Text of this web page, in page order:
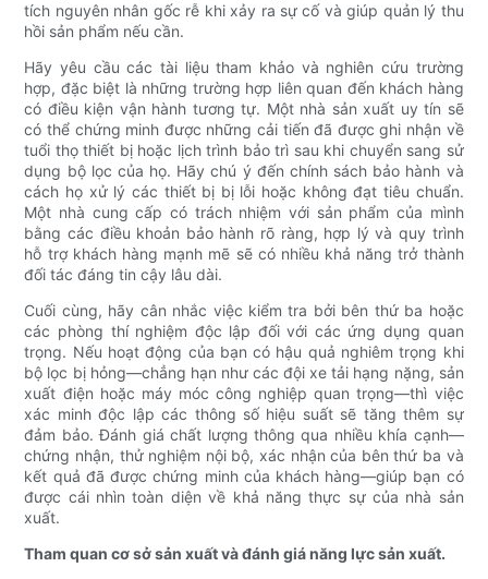
tích nguyên nhân gốc rễ khi xảy ra sự cố và giúp quản lý thu
hồi sản phẩm nếu cần.
Hãy yêu cầu các tài liệu tham khảo và nghiên cứu trường
hợp, đặc biệt là những trường hợp liên quan đến khách hàng
có điều kiện vận hành tương tự. Một nhà sản xuất uy tín sẽ
có thể chứng minh được những cải tiến đã được ghi nhận về
tuổi thọ thiết bị hoặc lịch trình bảo trì sau khi chuyển sang sử
dụng bộ lọc của họ. Hãy chú ý đến chính sách bảo hành và
cách họ xử lý các thiết bị bị lỗi hoặc không đạt tiêu chuẩn.
Một nhà cung cấp có trách nhiệm với sản phẩm của mình
bằng các điều khoản bảo hành rõ ràng, hợp lý và quy trình
hỗ trợ khách hàng mạnh mẽ sẽ có nhiều khả năng trở thành
đối tác đáng tin cậy lâu dài.
Cuối cùng, hãy cân nhắc việc kiểm tra bởi bên thứ ba hoặc
các phòng thí nghiệm độc lập đối với các ứng dụng quan
trọng. Nếu hoạt động của bạn có hậu quả nghiêm trọng khi
bộ lọc bị hỏng—chẳng hạn như các đội xe tải hạng nặng, sản
xuất điện hoặc máy móc công nghiệp quan trọng—thì việc
xác minh độc lập các thông số hiệu suất sẽ tăng thêm sự
đảm bảo. Đánh giá chất lượng thông qua nhiều khía cạnh—
chứng nhận, thử nghiệm nội bộ, xác nhận của bên thứ ba và
kết quả đã được chứng minh của khách hàng—giúp bạn có
được cái nhìn toàn diện về khả năng thực sự của nhà sản
xuất.
Tham quan cơ sở sản xuất và đánh giá năng lực sản xuất.